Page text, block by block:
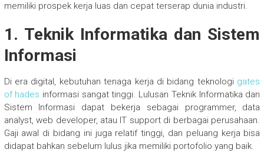
memiliki prospek kerja luas dan cepat terserap dunia industri.
1. Teknik Informatika dan Sistem
Informasi
Di era digital, kebutuhan tenaga kerja di bidang teknologi gates
of hades informasi sangat tinggi. Lulusan Teknik Informatika dan
Sistem Informasi dapat bekerja sebagai programmer, data
analyst, web developer, atau IT support di berbagai perusahaan.
Gaji awal di bidang ini juga relatif tinggi, dan peluang kerja bisa
didapat bahkan sebelum lulus jika memiliki portofolio yang baik.